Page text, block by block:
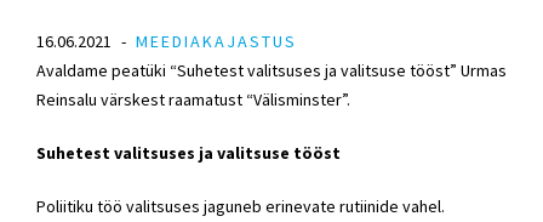
16.06.2021
MEEDIAKAJASTUS
Avaldame peatüki “Suhetest valitsuses ja valitsuse tööst” Urmas
Reinsalu värskest raamatust “Välisminster”.
Suhetest valitsuses ja valitsuse tööst
Poliitiku töö valitsuses jaguneb erinevate rutiinide vahel.